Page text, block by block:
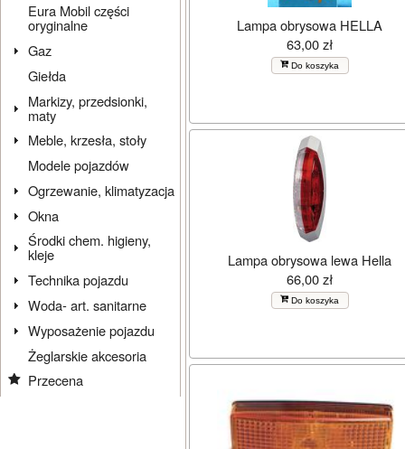
Eura Mobil części
oryginalne
Gaz
Giełda
Markizy, przedsionki,
maty
Meble, krzesła, stoły
Modele pojazdów
Ogrzewanie, klimatyzacja
Okna
Środki chem. higieny,
kleje
Technika pojazdu
Woda- art. sanitarne
Wyposażenie pojazdu
Żeglarskie akcesoria
Przecena
Lampa obrysowa HELLA
63,00 zł
Do koszyka
Lampa obrysowa lewa Hella
66,00 zł
Do koszyka